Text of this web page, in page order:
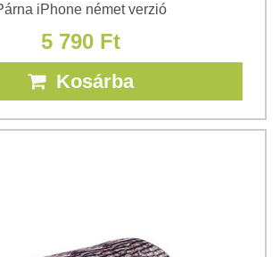
iPhone német verzió
5 790 Ft
Kosárba